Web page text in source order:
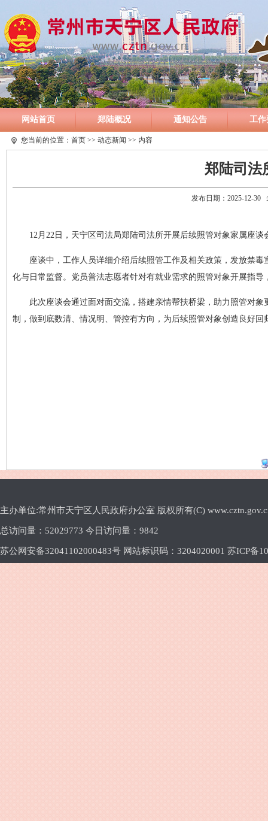
网站首页 郑陆概况 通知公告 工作
您当前的位置： 首页 >> 动态新闻 >> 内容
郑陆司法
发布日期：2025-12-30
12月22日，天宁区司法局郑陆司法所开展后续照管对象家属座谈
座谈中，工作人员详细介绍后续照管工作及相关政策，发放禁
化与日常监督。党员普法志愿者针对有就业需求的照管对象开展指导
此次座谈会通过面对面交流，搭建亲情帮扶桥梁，助力照管对
制，做到底数清、情况明、管控有方向，为后续照管对象创造良好回
主办单位:常州市天宁区人民政府办公室 版权所有(C)
总访问量： 52029773 今日访问量： 9842
苏公网安备32041102000483号 网站标识码：3204020001 苏ICP备